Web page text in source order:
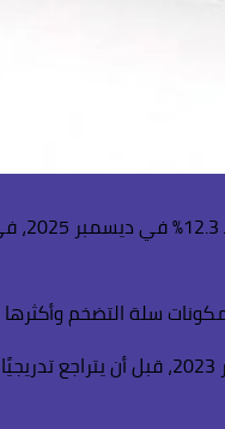
توقع
سلة التضخم